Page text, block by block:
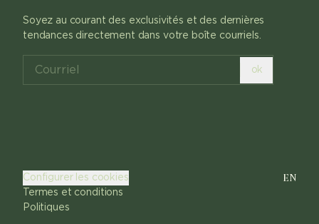
Soyez au courant des exclusivités et des dernières
tendances directement dans votre boîte courriels.
ok
Configurer les cookies
Termes et conditions
Politiques
EN